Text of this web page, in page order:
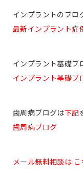
インプラントのブロ
最新インプラント症
インプラント基礎ブ
インプラント基礎ブ
歯周病ブログは下記
歯周病ブログ
メール無料相談は